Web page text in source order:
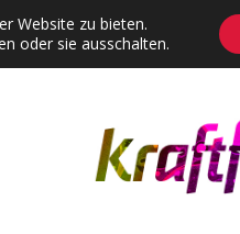
Dropdown-Menü öffnen
Website zu bieten.
oder sie ausschalten.